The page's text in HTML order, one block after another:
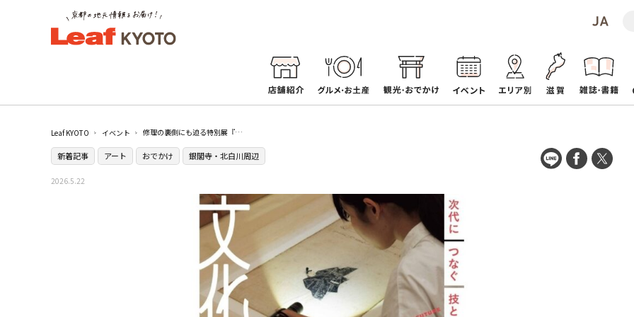
Leaf KYOTO イベント 修理の裏側にも迫る特別展『文化財よ、永遠に2026』が開催中／泉屋博古館
新着記事 アート おでかけ 銀閣寺・北白川周辺
2026.5.22